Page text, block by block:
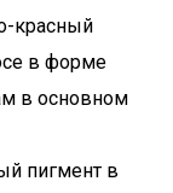
красный
в форме
в основном
пигмент в